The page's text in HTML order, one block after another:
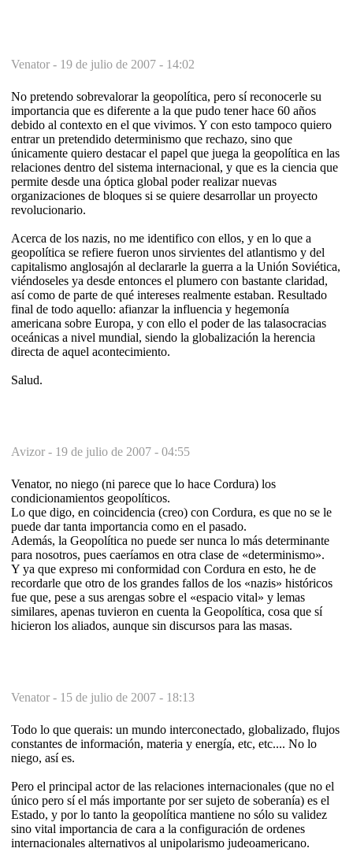
Venator - 19 de julio de 2007 - 14:02
No pretendo sobrevalorar la geopolítica, pero sí reconocerle su
importancia que es diferente a la que pudo tener hace 60 años
debido al contexto en el que vivimos. Y con esto tampoco quiero
entrar un pretendido determinismo que rechazo, sino que
únicamente quiero destacar el papel que juega la geopolítica en las
relaciones dentro del sistema internacional, y que es la ciencia que
permite desde una óptica global poder realizar nuevas
organizaciones de bloques si se quiere desarrollar un proyecto
revolucionario.
Acerca de los nazis, no me identifico con ellos, y en lo que a
geopolítica se refiere fueron unos sirvientes del atlantismo y del
capitalismo anglosajón al declararle la guerra a la Unión Soviética,
viéndoseles ya desde entonces el plumero con bastante claridad,
así como de parte de qué intereses realmente estaban. Resultado
final de todo aquello: afianzar la influencia y hegemonía
americana sobre Europa, y con ello el poder de las talasocracias
oceánicas a nivel mundial, siendo la globalización la herencia
directa de aquel acontecimiento.
Salud.
Avizor - 19 de julio de 2007 - 04:55
Venator, no niego (ni parece que lo hace Cordura) los
condicionamientos geopolíticos.
Lo que digo, en coincidencia (creo) con Cordura, es que no se le
puede dar tanta importancia como en el pasado.
Además, la Geopolítica no puede ser nunca lo más determinante
para nosotros, pues caeríamos en otra clase de «determinismo».
Y ya que expreso mi conformidad con Cordura en esto, he de
recordarle que otro de los grandes fallos de los «nazis» históricos
fue que, pese a sus arengas sobre el «espacio vital» y lemas
similares, apenas tuvieron en cuenta la Geopolítica, cosa que sí
hicieron los aliados, aunque sin discursos para las masas.
Venator - 15 de julio de 2007 - 18:13
Todo lo que querais: un mundo interconectado, globalizado, flujos
constantes de información, materia y energía, etc, etc.... No lo
niego, así es.
Pero el principal actor de las relaciones internacionales (que no el
único pero sí el más importante por ser sujeto de soberanía) es el
Estado, y por lo tanto la geopolítica mantiene no sólo su validez
sino vital importancia de cara a la configuración de ordenes
internacionales alternativos al unipolarismo judeoamericano.